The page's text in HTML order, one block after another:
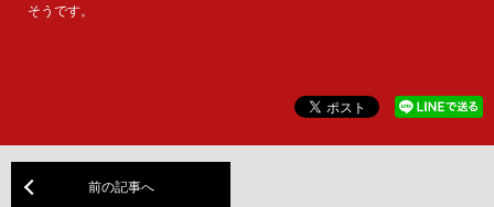
そうです。
前の記事へ